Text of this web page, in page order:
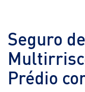
Seguro
Prédio